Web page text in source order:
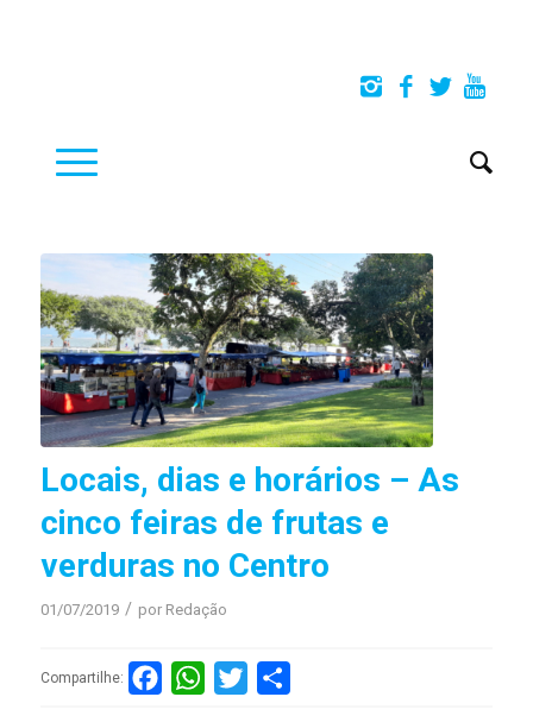
Locais, dias e horários – As
cinco feiras de frutas e
verduras no Centro
01/07/2019 / por Redação
Compartilhe: FacebookWhatsApp
Twitter